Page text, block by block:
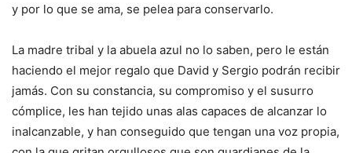
y por lo que se ama, se pelea para conservarlo.
La madre tribal y la abuela azul no lo saben, pero le están
haciendo el mejor regalo que David y Sergio podrán recibir
jamás. Con su constancia, su compromiso y el susurro
cómplice, les han tejido unas alas capaces de alcanzar lo
inalcanzable, y han conseguido que tengan una voz propia,